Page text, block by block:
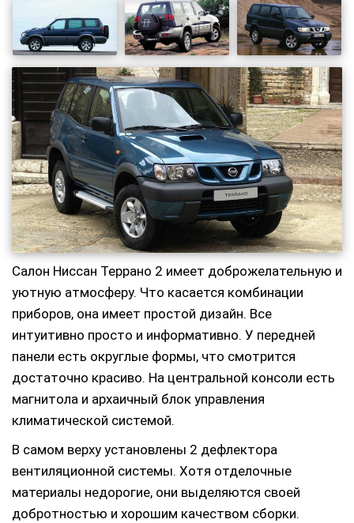
Салон Ниссан Террано 2 имеет доброжелательную и
уютную атмосферу. Что касается комбинации
приборов, она имеет простой дизайн. Все
интуитивно просто и информативно. У передней
панели есть округлые формы, что смотрится
достаточно красиво. На центральной консоли есть
магнитола и архаичный блок управления
климатической системой.
В самом верху установлены 2 дефлектора
вентиляционной системы. Хотя отделочные
материалы недорогие, они выделяются своей
добротностью и хорошим качеством сборки.